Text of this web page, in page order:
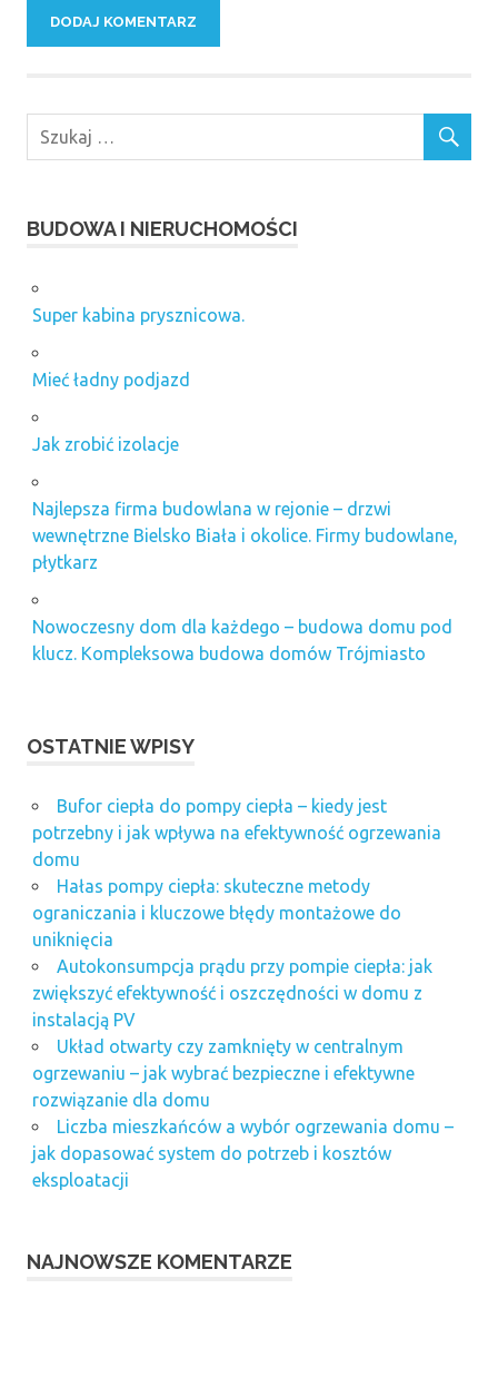
BUDOWA I NIERUCHOMOŚCI
Super kabina prysznicowa.
Mieć ładny podjazd
Jak zrobić izolacje
Najlepsza firma budowlana w rejonie – drzwi
wewnętrzne Bielsko Biała i okolice. Firmy budowlane,
płytkarz
Nowoczesny dom dla każdego – budowa domu pod
klucz. Kompleksowa budowa domów Trójmiasto
OSTATNIE WPISY
Bufor ciepła do pompy ciepła – kiedy jest
potrzebny i jak wpływa na efektywność ogrzewania
domu
Hałas pompy ciepła: skuteczne metody
ograniczania i kluczowe błędy montażowe do
uniknięcia
Autokonsumpcja prądu przy pompie ciepła: jak
zwiększyć efektywność i oszczędności w domu z
instalacją PV
Układ otwarty czy zamknięty w centralnym
ogrzewaniu – jak wybrać bezpieczne i efektywne
rozwiązanie dla domu
Liczba mieszkańców a wybór ogrzewania domu –
jak dopasować system do potrzeb i kosztów
eksploatacji
NAJNOWSZE KOMENTARZE